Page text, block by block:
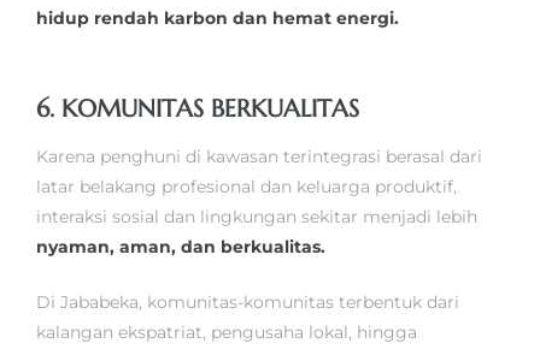
hidup rendah karbon dan hemat energi.
6. KOMUNITAS BERKUALITAS
Karena penghuni di kawasan terintegrasi berasal dari
latar belakang profesional dan keluarga produktif,
interaksi sosial dan lingkungan sekitar menjadi lebih
nyaman, aman, dan berkualitas.
Di Jababeka, komunitas-komunitas terbentuk dari
kalangan ekspatriat, pengusaha lokal, hingga